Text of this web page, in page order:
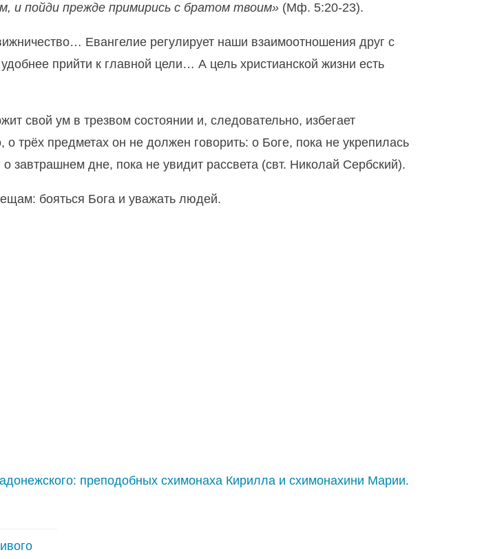
и пойди прежде примирись с братом твоим» (Мф. 5:20-23).
Евангелие регулирует наши взаимоотношения друг с
прийти к главной цели… А цель христианской жизни есть
ум в трезвом состоянии и, следовательно, избегает
трёх предметах он не должен говорить: о Боге, пока не укрепилась
завтрашнем дне, пока не увидит рассвета (свт. Николай Сербский).
бояться Бога и уважать людей.
преподобных схимонаха Кирилла и схимонахини Марии.